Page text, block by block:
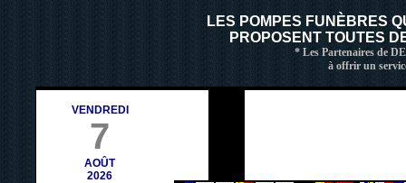
LES POMPES FUNÈBRES
PROPOSENT TOUTES
* Les Partenaires de
à offrir un
VENDREDI
7
AOÛT
2026